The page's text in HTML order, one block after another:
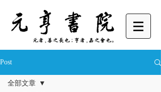
Post
全部文章